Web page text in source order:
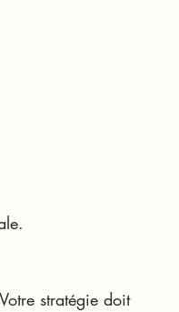
stratégie doit